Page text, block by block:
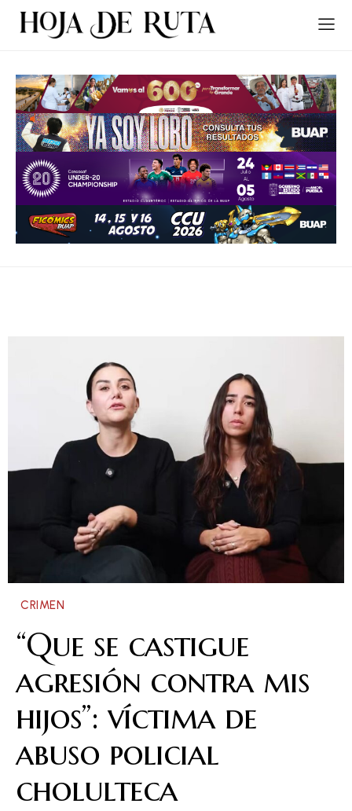
CRIMEN
“Que se castigue
agresión contra mis
hijos”: víctima de
abuso policial
cholulteca